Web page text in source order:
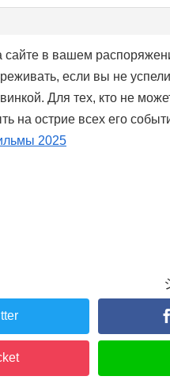
сайте в вашем
если вы не
Для тех, кто не
на острие всех его
2025